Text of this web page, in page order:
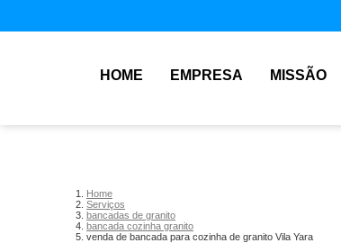
HOME EMPRESA MISSÃO
Home
Serviços
bancadas de granito
bancada cozinha granito
venda de bancada para cozinha de granito Vila Yara